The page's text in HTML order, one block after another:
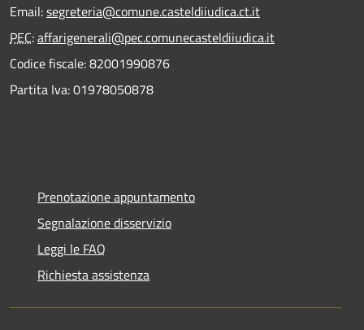
Email:segreteria@comune.casteldiiudica.ct.it
PEC:affarigenerali@pec.comunecasteldiiudica.it
Codice fiscale: 82001990876
Partita Iva: 01978050878
Prenotazione appuntamento
Segnalazione disservizio
Leggi le FAQ
Richiesta assistenza